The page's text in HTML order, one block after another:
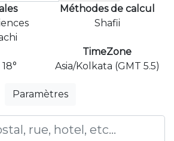
Méthodes de calcul
Shafii
TimeZone
Asia/Kolkata (GMT 5.5)
Paramètres